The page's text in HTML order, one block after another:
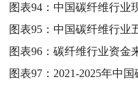
图表94：中国碳纤维行业
图表95：中国碳纤维行业
图表96：碳纤维行业资金
图表97： 2021-2025年中